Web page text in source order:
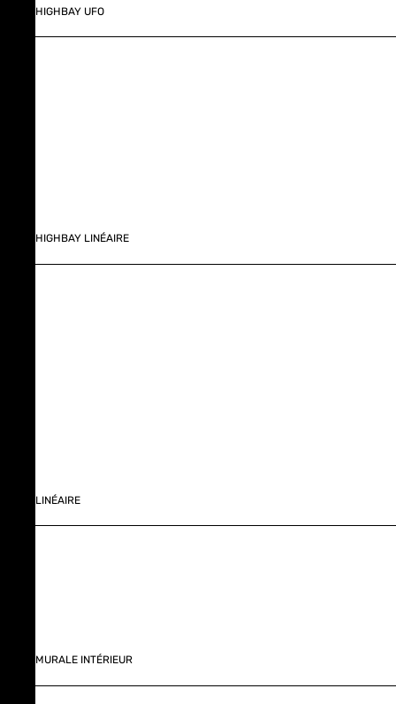
HIGHBAY UFO
HIGHBAY LINÉAIRE
LINÉAIRE
MURALE INTÉRIEUR